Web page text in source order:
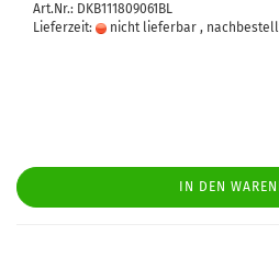
Art.Nr.: DKB111809061BL
Lieferzeit:
nicht lieferbar ,
IN DEN